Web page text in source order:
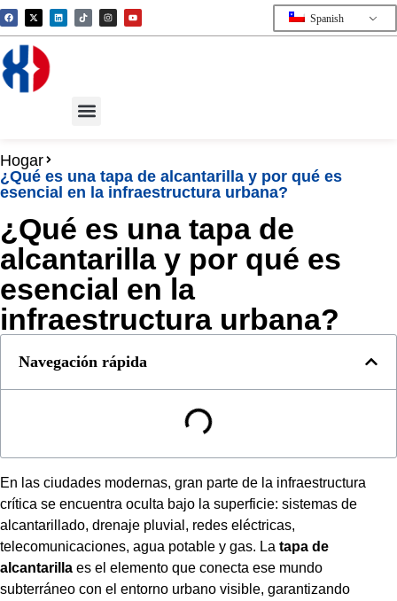
Spanish
Hogar
¿Qué es una tapa de alcantarilla y por qué es
esencial en la infraestructura urbana?
¿Qué es una tapa de
alcantarilla y por qué es
esencial en la
infraestructura urbana?
Navegación rápida
En las ciudades modernas, gran parte de la infraestructura
crítica se encuentra oculta bajo la superficie: sistemas de
alcantarillado, drenaje pluvial, redes eléctricas,
telecomunicaciones, agua potable y gas. La tapa de
alcantarilla es el elemento que conecta ese mundo
subterráneo con el entorno urbano visible, garantizando